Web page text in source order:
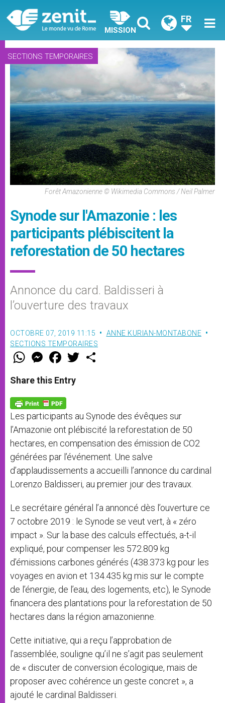
MISSION
FR
SECTIONS TEMPORAIRES
Forêt Amazonienne © Wikimedia Commons / Neil Palmer
Synode sur l'Amazonie : les
participants plébiscitent la
reforestation de 50 hectares
Annonce du card. Baldisseri à
l’ouverture des travaux
OCTOBRE 07, 2019 11:15
ANNE KURIAN-MONTABONE
SECTIONS TEMPORAIRES
W
t
s
p
p
M
e
s
e
g
e
r
F
a
e
b
o
k
w
Share this Entry
Les participants au Synode des évêques sur
l’Amazonie ont plébiscité la reforestation de 50
hectares, en compensation des émission de CO2
générées par l’événement. Une salve
d’applaudissements a accueilli l’annonce du cardinal
Lorenzo Baldisseri, au premier jour des travaux.
Le secrétaire général l’a annoncé dès l’ouverture ce
7 octobre 2019 : le Synode se veut vert, à « zéro
impact ». Sur la base des calculs effectués, a-t-il
expliqué, pour compenser les 572.809 kg
d’émissions carbones générés (438.373 kg pour les
voyages en avion et 134.435 kg mis sur le compte
de l’énergie, de l’eau, des logements, etc), le Synode
financera des plantations pour la reforestation de 50
hectares dans la région amazonienne.
Cette initiative, qui a reçu l’approbation de
l’assemblée, souligne qu’il ne s’agit pas seulement
de « discuter de conversion écologique, mais de
proposer avec cohérence un geste concret », a
ajouté le cardinal Baldisseri.